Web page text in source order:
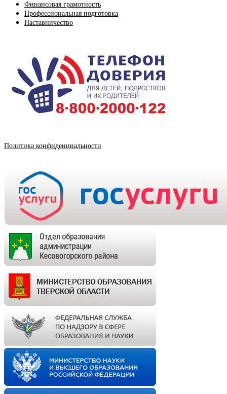
Финансовая грамотность
Профессиональная подготовка
Наставничество
Политика конфиденциальности